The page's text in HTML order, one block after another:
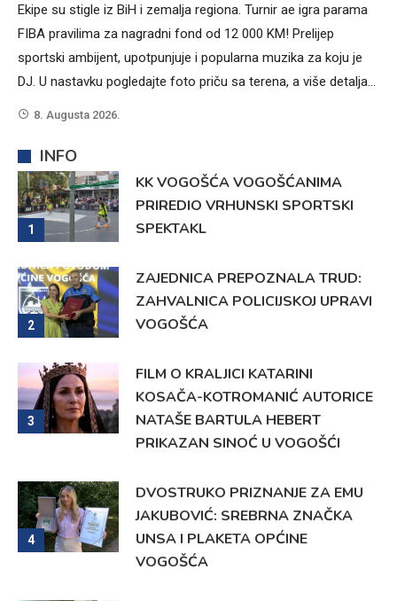
Ekipe su stigle iz BiH i zemalja regiona. Turnir ae igra parama
FIBA pravilima za nagradni fond od 12 000 KM! Prelijep
sportski ambijent, upotpunjuje i popularna muzika za koju je
DJ. U nastavku pogledajte foto priču sa terena, a više detalja…
8. Augusta 2026.
INFO
1
KK VOGOŠĆA VOGOŠĆANIMA
PRIREDIO VRHUNSKI SPORTSKI
SPEKTAKL
2
ZAJEDNICA PREPOZNALA TRUD:
ZAHVALNICA POLICIJSKOJ UPRAVI
VOGOŠĆA
3
FILM O KRALJICI KATARINI
KOSAČA-KOTROMANIĆ AUTORICE
NATAŠE BARTULA HEBERT
PRIKAZAN SINOĆ U VOGOŠĆI
4
DVOSTRUKO PRIZNANJE ZA EMU
JAKUBOVIĆ: SREBRNA ZNAČKA
UNSA I PLAKETA OPĆINE
VOGOŠĆA